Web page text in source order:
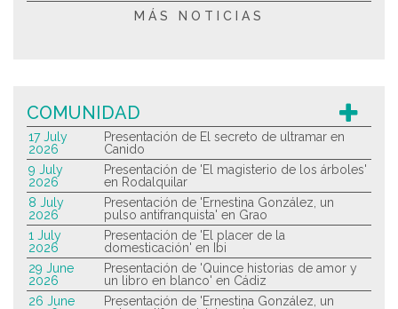
MÁS NOTICIAS
COMUNIDAD
17 July
2026
Presentación de El secreto de ultramar en
Canido
9 July
2026
Presentación de 'El magisterio de los árboles'
en Rodalquilar
8 July
2026
Presentación de 'Ernestina González, un
pulso antifranquista' en Grao
1 July
2026
Presentación de 'El placer de la
domesticación' en Ibi
29 June
2026
Presentación de 'Quince historias de amor y
un libro en blanco' en Cádiz
26 June
Presentación de 'Ernestina González, un